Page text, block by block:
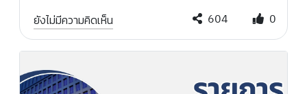
ยังไม่มีความคิดเห็น 604 0